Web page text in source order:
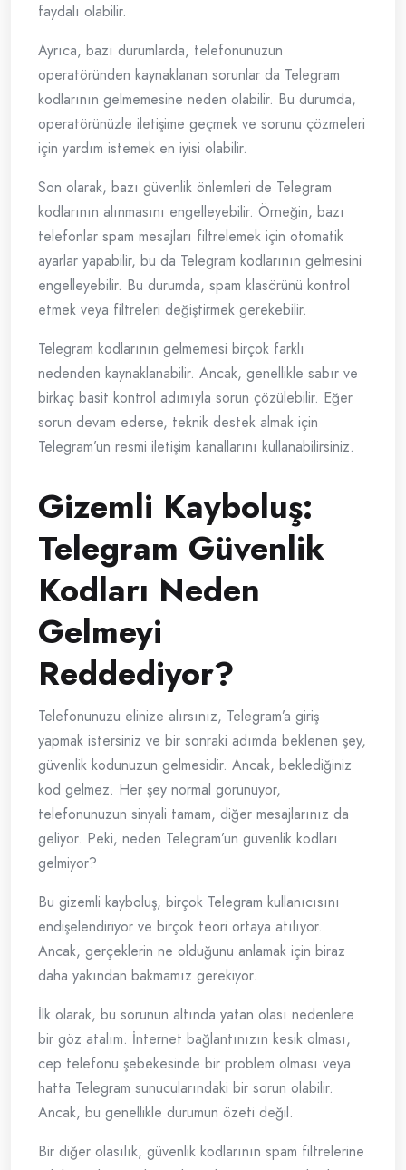
faydalı olabilir.
Ayrıca, bazı durumlarda, telefonunuzun
operatöründen kaynaklanan sorunlar da Telegram
kodlarının gelmemesine neden olabilir. Bu durumda,
operatörünüzle iletişime geçmek ve sorunu çözmeleri
için yardım istemek en iyisi olabilir.
Son olarak, bazı güvenlik önlemleri de Telegram
kodlarının alınmasını engelleyebilir. Örneğin, bazı
telefonlar spam mesajları filtrelemek için otomatik
ayarlar yapabilir, bu da Telegram kodlarının gelmesini
engelleyebilir. Bu durumda, spam klasörünü kontrol
etmek veya filtreleri değiştirmek gerekebilir.
Telegram kodlarının gelmemesi birçok farklı
nedenden kaynaklanabilir. Ancak, genellikle sabır ve
birkaç basit kontrol adımıyla sorun çözülebilir. Eğer
sorun devam ederse, teknik destek almak için
Telegram’un resmi iletişim kanallarını kullanabilirsiniz.
Gizemli Kayboluş:
Telegram Güvenlik
Kodları Neden
Gelmeyi
Reddediyor?
Telefonunuzu elinize alırsınız, Telegram’a giriş
yapmak istersiniz ve bir sonraki adımda beklenen şey,
güvenlik kodunuzun gelmesidir. Ancak, beklediğiniz
kod gelmez. Her şey normal görünüyor,
telefonunuzun sinyali tamam, diğer mesajlarınız da
geliyor. Peki, neden Telegram’un güvenlik kodları
gelmiyor?
Bu gizemli kayboluş, birçok Telegram kullanıcısını
endişelendiriyor ve birçok teori ortaya atılıyor.
Ancak, gerçeklerin ne olduğunu anlamak için biraz
daha yakından bakmamız gerekiyor.
İlk olarak, bu sorunun altında yatan olası nedenlere
bir göz atalım. İnternet bağlantınızın kesik olması,
cep telefonu şebekesinde bir problem olması veya
hatta Telegram sunucularındaki bir sorun olabilir.
Ancak, bu genellikle durumun özeti değil.
Bir diğer olasılık, güvenlik kodlarının spam filtrelerine